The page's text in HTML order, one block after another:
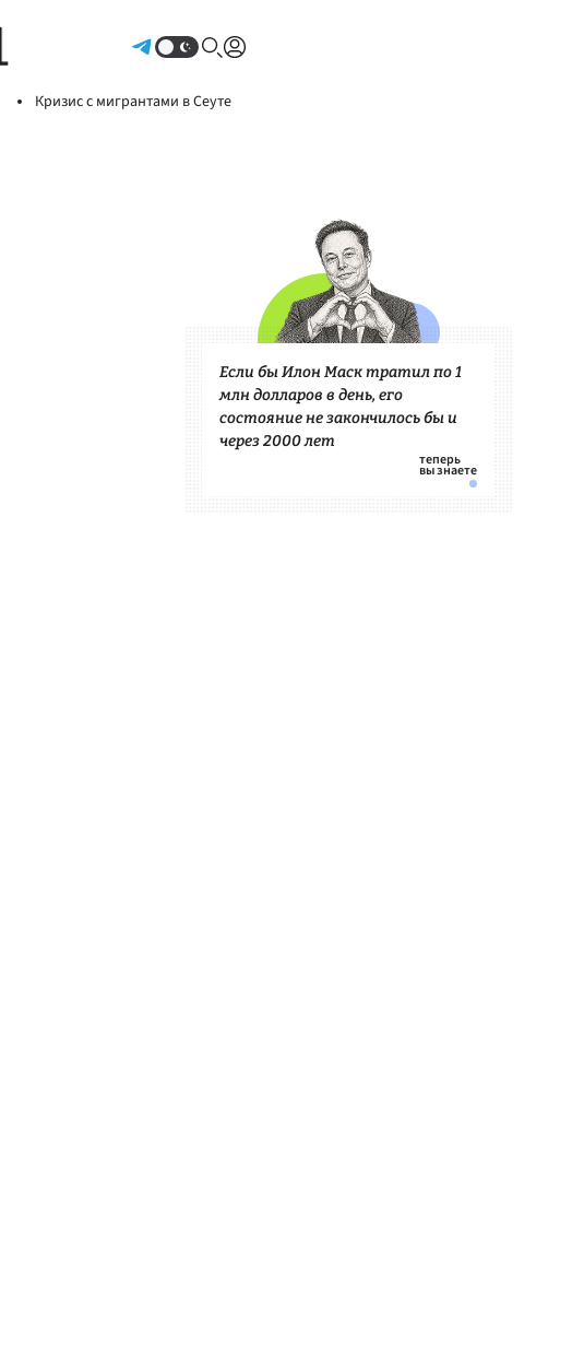
Кризис с мигрантами в Сеуте
Если бы Илон Маск тратил по 1
млн долларов в день, его
состояние не закончилось бы и
через 2000 лет